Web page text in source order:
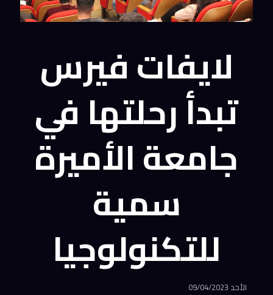
لايفات فيرس
تبدأ رحلتها في
جامعة الأميرة
سمية
للتكنولوجيا
الأحد 09/04/2023